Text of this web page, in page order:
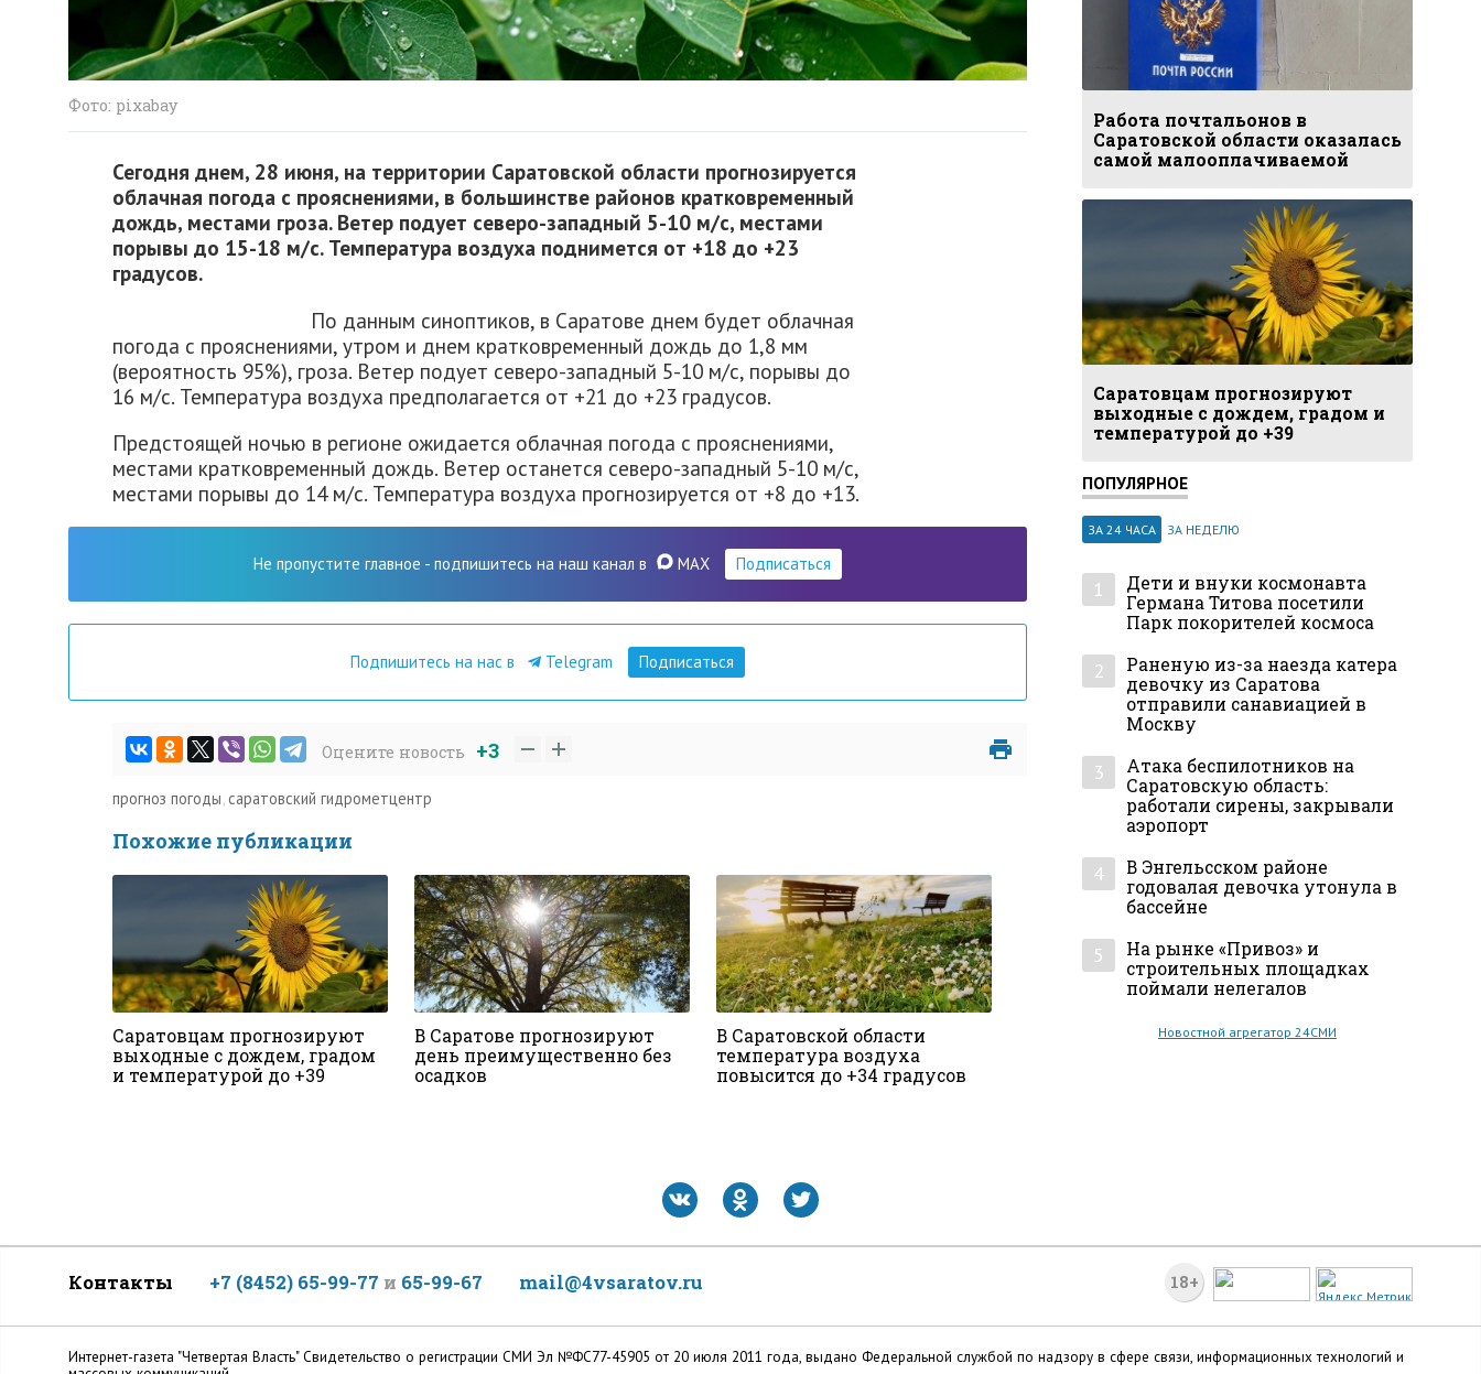
Фото: pixabay
Сегодня днем, 28 июня, на территории Саратовской области прогнозируется
облачная погода с прояснениями, в большинстве районов кратковременный
дождь, местами гроза. Ветер подует северо-западный 5-10 м/с, местами
порывы до 15-18 м/с. Температура воздуха поднимется от +18 до +23
градусов.
По данным синоптиков, в Саратове днем будет облачная
погода с прояснениями, утром и днем кратковременный дождь до 1,8 мм
(вероятность 95%), гроза. Ветер подует северо-западный 5-10 м/с, порывы до
16 м/с. Температура воздуха предполагается от +21 до +23 градусов.
Предстоящей ночью в регионе ожидается облачная погода с прояснениями,
местами кратковременный дождь. Ветер останется северо-западный 5-10 м/с,
местами порывы до 14 м/с. Температура воздуха прогнозируется от +8 до +13.
Не пропустите главное - подпишитесь на наш канал в MAX Подписаться
Подпишитесь на нас в Telegram Подписаться
Оцените новость +3
прогноз погоды, саратовский гидрометцентр
Похожие публикации
Саратовцам прогнозируют
выходные с дождем, градом
и температурой до +39
В Саратове прогнозируют
день преимущественно без
осадков
В Саратовской области
температура воздуха
повысится до +34 градусов
Работа почтальонов в
Саратовской области оказалась
самой малооплачиваемой
Саратовцам прогнозируют
выходные с дождем, градом и
температурой до +39
ПОПУЛЯРНОЕ
ЗА 24 ЧАСА ЗА НЕДЕЛЮ
1
Дети и внуки космонавта
Германа Титова посетили
Парк покорителей космоса
2
Раненую из-за наезда катера
девочку из Саратова
отправили санавиацией в
Москву
3
Атака беспилотников на
Саратовскую область:
работали сирены, закрывали
аэропорт
4
В Энгельсском районе
годовалая девочка утонула в
бассейне
5
На рынке «Привоз» и
строительных площадках
поймали нелегалов
Новостной агрегатор 24СМИ
18+
Контакты +7 (8452) 65-99-77 и 65-99-67 mail@4vsaratov.ru
Интернет-газета "Четвертая Власть" Cвидетельство о регистрации СМИ Эл №ФС77-45905 от 20 июля 2011 года, выдано Федеральной службой по надзору в сфере связи, информационных технологий и